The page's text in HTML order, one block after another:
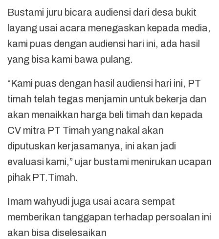
Bustami juru bicara audiensi dari desa bukit
layang usai acara menegaskan kepada media,
kami puas dengan audiensi hari ini, ada hasil
yang bisa kami bawa pulang.
“Kami puas dengan hasil audiensi hari ini, PT
timah telah tegas menjamin untuk bekerja dan
akan menaikkan harga beli timah dan kepada
CV mitra PT Timah yang nakal akan
diputuskan kerjasamanya, ini akan jadi
evaluasi kami,” ujar bustami menirukan ucapan
pihak PT.Timah.
Imam wahyudi juga usai acara sempat
memberikan tanggapan terhadap persoalan ini
akan bisa diselesaikan